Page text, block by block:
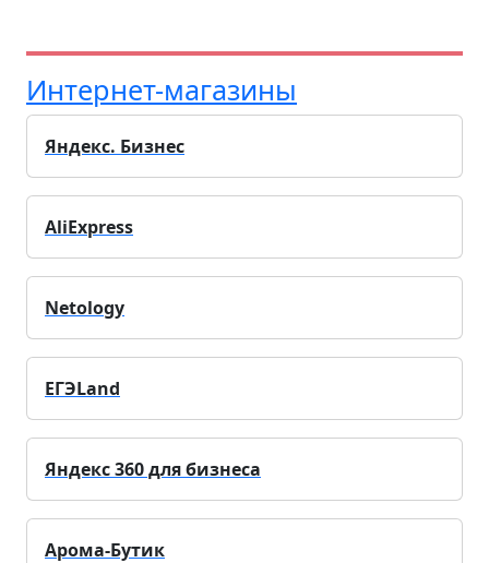
Интернет-магазины
Яндекс. Бизнес
AliExpress
Netology
ЕГЭLand
Яндекс 360 для бизнеса
Арома-Бутик